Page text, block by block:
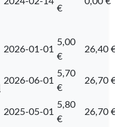
€
2026-01-01
5,00
€
26,40
2026-06-01
5,70
€
26,70
2025-05-01
5,80
€
26,70